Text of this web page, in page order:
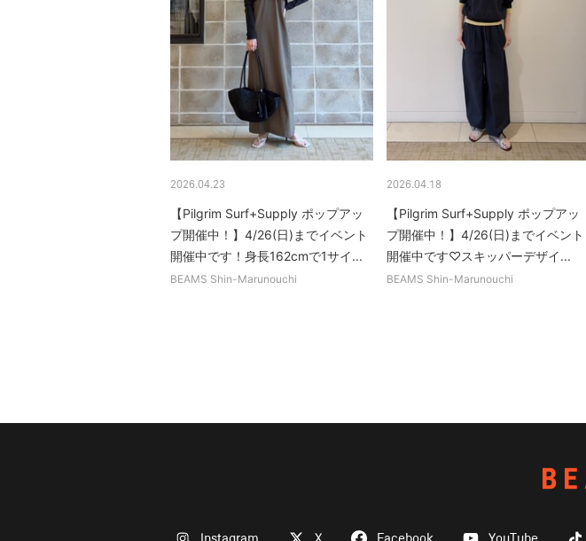
2026.04.23
【Pilgrim Surf+Supply ポップアッ
プ開催中！】4/26(日)までイベント
開催中です！身長162cmで1サイ...
BEAMS Shin-Marunouchi
2026.04.18
【Pilgrim Surf+Supply ポップアッ
プ開催中！】4/26(日)までイベント
開催中です♡スキッパーデザイ...
BEAMS Shin-Marunouchi